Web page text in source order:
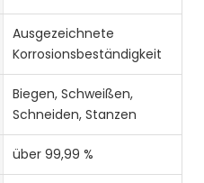
Ausgezeichnete
Korrosionsbeständigkeit
Biegen, Schweißen,
Schneiden, Stanzen
über 99,99 %